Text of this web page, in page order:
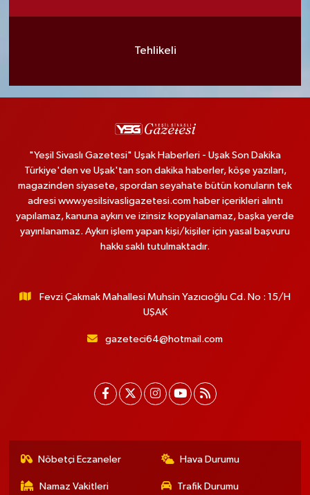
Tehlikeli
"Yeşil Sivaslı Gazetesi" Uşak Haberleri - Uşak Son Dakika
Türkiye'den ve Uşak'tan son dakika haberler, köşe yazıları,
magazinden siyasete, spordan seyahate bütün konuların tek
adresi www.yesilsivasligazetesi.com haber içerikleri alıntı
yapılamaz, kanuna aykırı ve izinsiz kopyalanamaz, başka yerde
yayınlanamaz. Aykırı işlem yapan kişi/kişiler için yasal başvuru
hakkı saklı tutulmaktadır.
Fevzi Çakmak Mahallesi Muhsin Yazıcıoğlu Cd. No : 15/H
UŞAK
gazeteci64@hotmail.com
Nöbetçi Eczaneler Hava Durumu
Namaz Vakitleri Trafik Durumu